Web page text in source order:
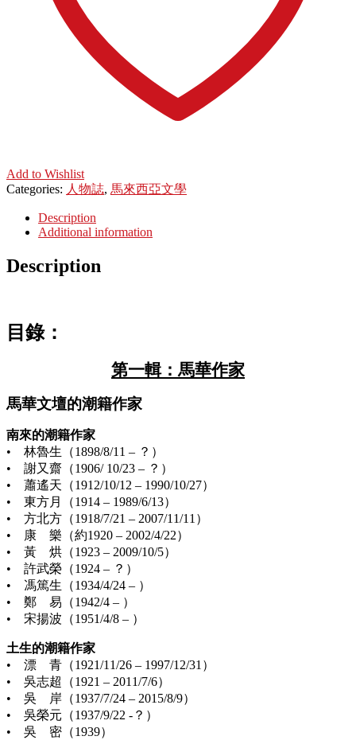
Add to Wishlist
Categories: 人物誌, 馬來西亞文學
Description
Additional information
Description
目錄：
第一輯：馬華作家
馬華文壇的潮籍作家
南來的潮籍作家
• 林魯生（1898/8/11 – ？）
• 謝又齋（1906/ 10/23 – ？）
• 蕭遙天（1912/10/12 – 1990/10/27）
• 東方月（1914 – 1989/6/13）
• 方北方（1918/7/21 – 2007/11/11）
• 康 樂（約1920 – 2002/4/22）
• 黃 烘（1923 – 2009/10/5）
• 許武榮（1924 – ？）
• 馮篤生（1934/4/24 – ）
• 鄭 易（1942/4 – ）
• 宋揚波（1951/4/8 – ）
土生的潮籍作家
• 漂 青（1921/11/26 – 1997/12/31）
• 吳志超（1921 – 2011/7/6）
• 吳 岸（1937/7/24 – 2015/8/9）
• 吳榮元（1937/9/22 -？）
• 吳 密（1939）